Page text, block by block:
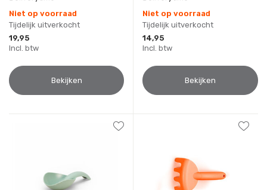
Niet op voorraad
Tijdelijk uitverkocht
19,95
Incl. btw
Bekijken
Niet op voorraad
Tijdelijk uitverkocht
14,95
Incl. btw
Bekijken